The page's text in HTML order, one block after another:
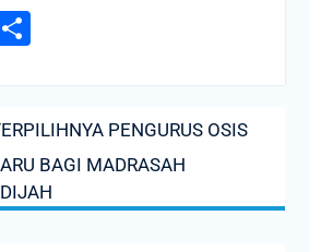
Share
PENGURUS OSIS
BAGI MADRASAH